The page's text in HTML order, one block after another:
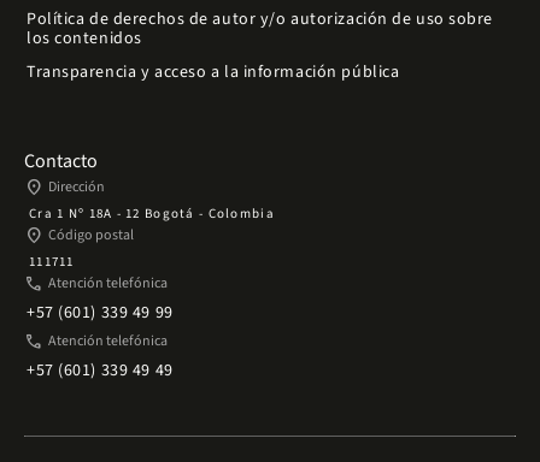
Política de derechos de autor y/o autorización de uso sobre
los contenidos
Transparencia y acceso a la información pública
Contacto
place Dirección
Cra 1 Nº 18A - 12 Bogotá - Colombia
place Código postal
111711
phone Atención telefónica
+57 (601) 339 49 99
phone Atención telefónica
+57 (601) 339 49 49